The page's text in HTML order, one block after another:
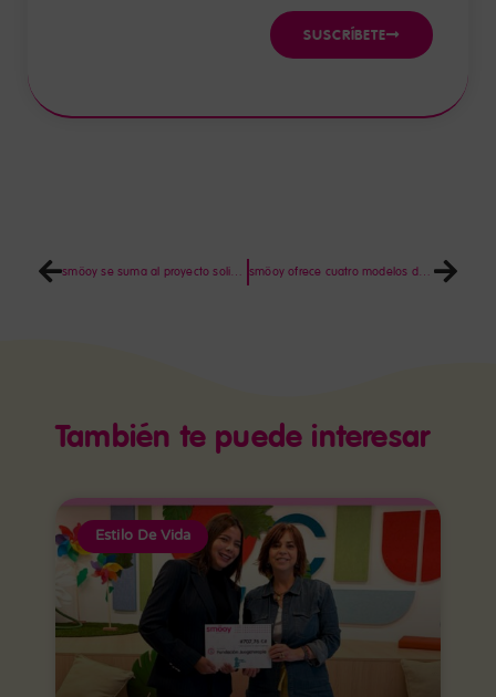
SUSCRÍBETE
smöoy ofrece cuatro modelos de negocio para emprender como franquiciado
También te puede interesar
Estilo De Vida